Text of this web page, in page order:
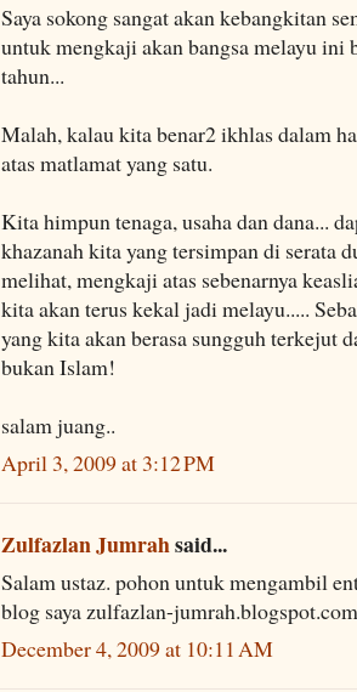
Saya sokong sangat akan kebangkitan
untuk mengkaji akan bangsa melayu ini
tahun...
Malah, kalau kita benar2 ikhlas dalam
atas matlamat yang satu.
Kita himpun tenaga, usaha dan dana...
khazanah kita yang tersimpan di serata
melihat, mengkaji atas sebenarnya
kita akan terus kekal jadi melayu.....
yang kita akan berasa sungguh terkejut
bukan Islam!
salam juang..
April 3, 2009 at 3:12 PM
Zulfazlan Jumrahsaid...
Salam ustaz. pohon untuk mengambil
blog saya zulfazlan-
December 4, 2009 at 10:11 AM